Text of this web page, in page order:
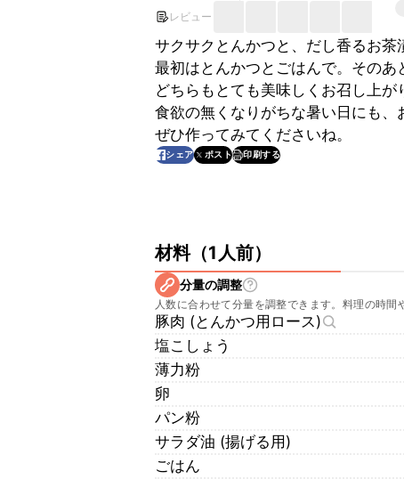
レビュー
サクサクとんかつと、だし香るお茶
最初はとんかつとごはんで。そのあ
どちらもとても美味しくお召し上が
食欲の無くなりがちな暑い日にも、
ぜひ作ってみてくださいね。
シェア ポスト 印刷する
材料（1人前）
分量の調整
人数に合わせて分量を調整できます。料理の時間
豚肉 (とんかつ用ロース)
塩こしょう
薄力粉
卵
パン粉
サラダ油 (揚げる用)
ごはん